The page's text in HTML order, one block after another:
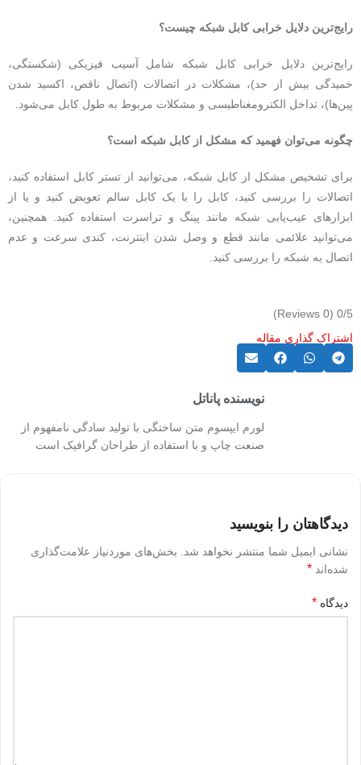
رایج‌ترین دلایل خرابی کابل شبکه چیست؟
رایج‌ترین دلایل خرابی کابل شبکه شامل آسیب فیزیکی (شکستگی،
خمیدگی بیش از حد)، مشکلات در اتصالات (اتصال ناقص، اکسید شدن
پین‌ها)، تداخل الکترومغناطیسی و مشکلات مربوط به طول کابل می‌شود.
چگونه می‌توان فهمید که مشکل از کابل شبکه است؟
برای تشخیص مشکل از کابل شبکه، می‌توانید از تستر کابل استفاده کنید،
اتصالات را بررسی کنید، کابل را با یک کابل سالم تعویض کنید و یا از
ابزارهای عیب‌یابی شبکه مانند پینگ و تراسرت استفاده کنید. همچنین،
می‌توانید علائمی مانند قطع و وصل شدن اینترنت، کندی سرعت و عدم
اتصال به شبکه را بررسی کنید.
0/5
(0 Reviews)
اشتراک گذاری مقاله
نویسنده پاناتل
لورم ایپسوم متن ساختگی با تولید سادگی نامفهوم از
صنعت چاپ و با استفاده از طراحان گرافیک است
دیدگاهتان را بنویسید
نشانی ایمیل شما منتشر نخواهد شد.
بخش‌های موردنیاز علامت‌گذاری
شده‌اند *
دیدگاه *